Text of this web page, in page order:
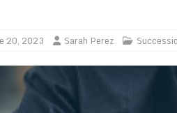
20, 2023 Sarah Perez